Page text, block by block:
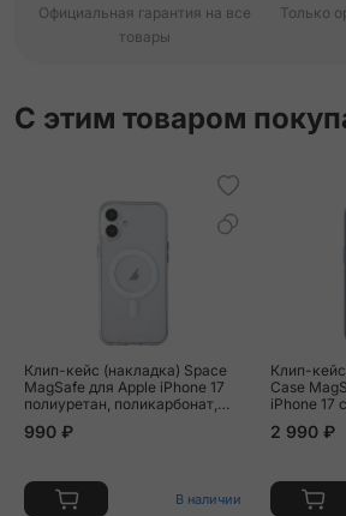
Официальная гарантия на все
товары
Только
С этим товаром
Клип-кейс (накладка) Space
MagSafe для Apple iPhone 17
полиуретан, поликарбонат,
990 ₽
В наличии
Клип-
Case
iPhone 17
2 990 ₽